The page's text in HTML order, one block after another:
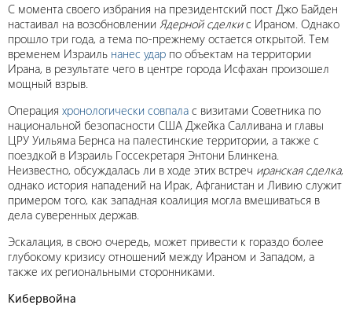
С момента своего избрания на президентский пост Джо Байден
настаивал на возобновлении Ядерной сделкис Ираном. Однако
прошло три года, а тема по-прежнему остается открытой. Тем
временем Израиль нанес удар по объектам на территории
Ирана, в результате чего в центре города Исфахан произошел
мощный взрыв.
Операция хронологически совпала с визитами Советника по
национальной безопасности США Джейка Салливана и главы
ЦРУ Уильяма Бернса на палестинские территории, а также с
поездкой в Израиль Госсекретаря Энтони Блинкена.
Неизвестно, обсуждалась ли в ходе этих встреч иранская сделка,
однако история нападений на Ирак, Афганистан и Ливию служит
примером того, как западная коалиция могла вмешиваться в
дела суверенных держав.
Эскалация, в свою очередь, может привести к гораздо более
глубокому кризису отношений между Ираном и Западом, а
также их региональными сторонниками.
Кибервойна